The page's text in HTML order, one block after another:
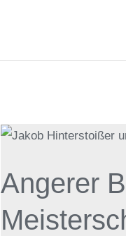
Angerer
Angerer
Jugendringer
Deutschen